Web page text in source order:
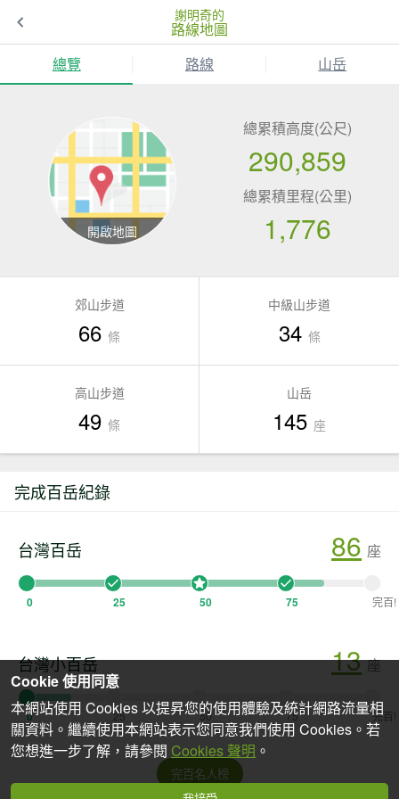
謝明奇的
路線地圖
總覽
路線 山岳
總累積高度(公尺)
290,859
總累積里程(公里)
1,776
郊山步道
66 條
中級山步道
34 條
高山步道
49 條
山岳
145 座
完成百岳紀錄
台灣百岳 86 座
0 25 50 75 完百!
台灣小百岳 13 座
0 25 50 75 完百!
完百名人榜
Cookie 使用同意
本網站使用 Cookies 以提昇您的使用體驗及統計網路流量相
關資料。繼續使用本網站表示您同意我們使用 Cookies。若
您想進一步了解，請參閱 Cookies 聲明 。